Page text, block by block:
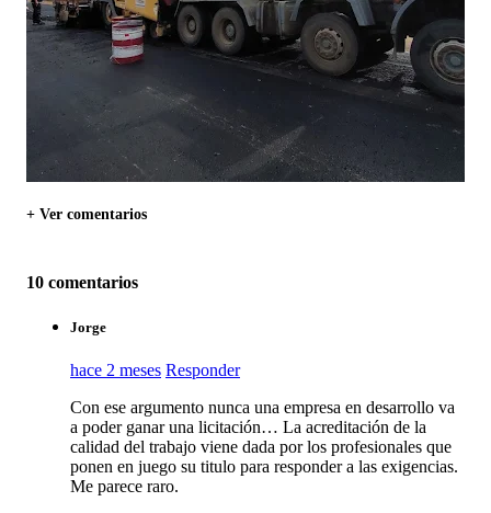
+ Ver comentarios
10 comentarios
Jorge
hace 2 meses Responder
Con ese argumento nunca una empresa en desarrollo va
a poder ganar una licitación… La acreditación de la
calidad del trabajo viene dada por los profesionales que
ponen en juego su titulo para responder a las exigencias.
Me parece raro.